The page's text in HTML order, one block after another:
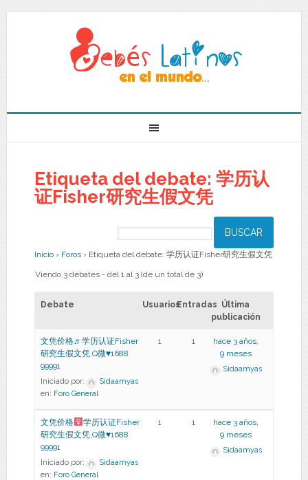
Etiqueta del debate: 学历认
证Fisher研究生假文凭
Inicio › Foros › Etiqueta del debate: 学历认证Fisher研究生假文凭
Viendo 3 debates - del 1 al 3 (de un total de 3)
Debate UsuariosEntradas Última
publicación
文凭价格♬学历认证Fisher
研究生假文凭,Q微♥1688
99991
Iniciado por:
Sidaamyas
en: Foro General
1 1
hace 3 años,
9 meses
Sidaamyas
文凭价格
学历认证Fisher
研究生假文凭,Q微♥1688
99991
Iniciado por:
Sidaamyas
en: Foro General
1 1
hace 3 años,
9 meses
Sidaamyas